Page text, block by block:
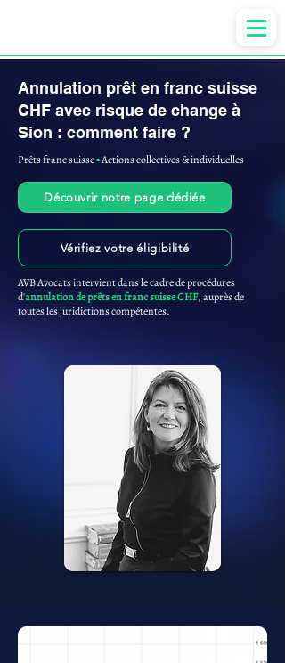
Annulation prêt en franc suisse
CHF avec risque de change à
Sion : comment faire ?
Prêts franc suisse▪︎Actions collectives & individuelles
Découvrir notre page dédiée
Vérifiez votre éligibilité
AVB Avocats intervient dans le cadre de procédures
d'annulation de prêts en franc suisse CHF, auprès de
toutes les juridictions compétentes.